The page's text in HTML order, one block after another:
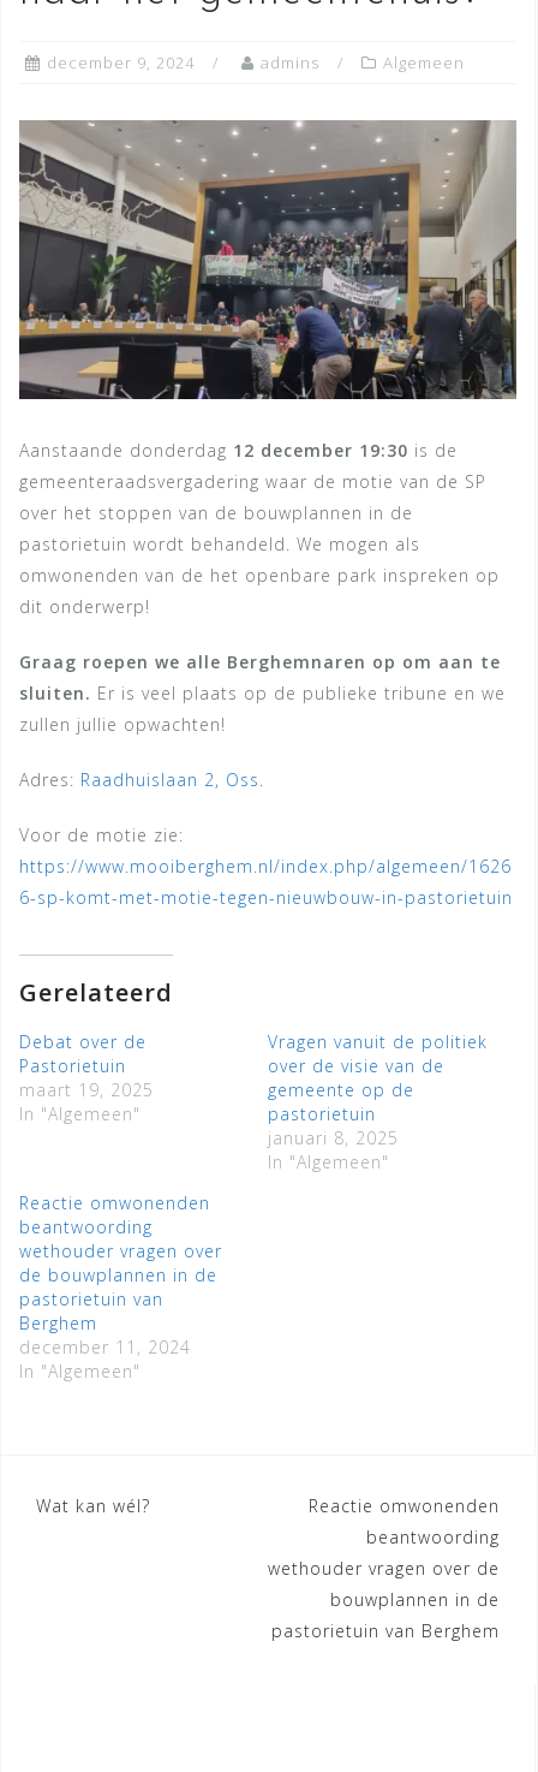
december 9, 2024 admins Algemeen
Aanstaande donderdag 12 december 19:30 is de
gemeenteraadsvergadering waar de motie van de SP
over het stoppen van de bouwplannen in de
pastorietuin wordt behandeld. We mogen als
omwonenden van de het openbare park inspreken op
dit onderwerp!
Graag roepen we alle Berghemnaren op om aan te
sluiten. Er is veel plaats op de publieke tribune en we
zullen jullie opwachten!
Adres: Raadhuislaan 2, Oss.
Voor de motie zie:
https://www.mooiberghem.nl/index.php/algemeen/1626
6-sp-komt-met-motie-tegen-nieuwbouw-in-pastorietuin
Gerelateerd
Debat over de
Pastorietuin
maart 19, 2025
In "Algemeen"
Vragen vanuit de politiek
over de visie van de
gemeente op de
pastorietuin
januari 8, 2025
In "Algemeen"
Reactie omwonenden
beantwoording
wethouder vragen over
de bouwplannen in de
pastorietuin van
Berghem
december 11, 2024
In "Algemeen"
Bericht
Wat kan wél?
Reactie omwonenden
beantwoording
wethouder vragen over de
bouwplannen in de
pastorietuin van Berghem